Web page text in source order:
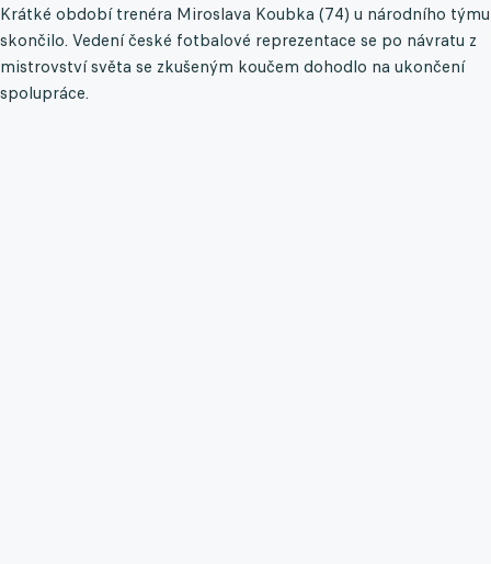
Krátké období trenéra Miroslava Koubka (74) u národního týmu
skončilo. Vedení české fotbalové reprezentace se po návratu z
mistrovství světa se zkušeným koučem dohodlo na ukončení
spolupráce.